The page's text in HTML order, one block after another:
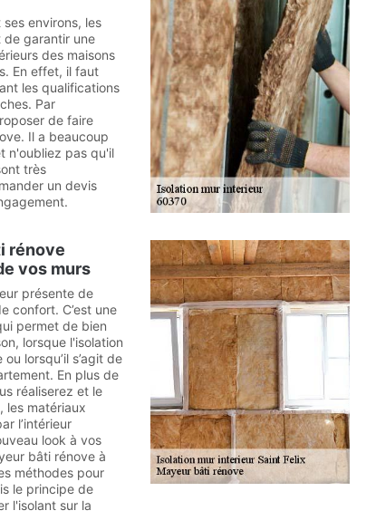
ses environs, les
garantir une
des maisons
En effet, il faut
les qualifications
Par
de faire
Il a beaucoup
n'oubliez pas qu'il
très
un devis
rénove
vos murs
présente de
confort. C’est une
permet de bien
lorsque l'isolation
lorsqu’il s’agit de
En plus de
réaliserez et le
les matériaux
l’intérieur
look à vos
bâti rénove à
méthodes pour
le principe de
l'isolant sur la